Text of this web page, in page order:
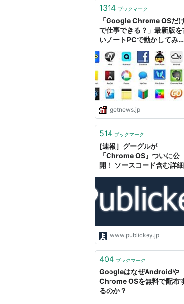
関連キーワード
Chromebook
Google Chrome
作者:
出版
メデ
この
*1: ゲストでも使用可能
1314 ブックマーク
「Google Chrome OSだ
で仕事できる？」最新版を
いノートPCで動かしてみる|
getnews.jp
514 ブックマーク
[速報］グーグルが
「Chrome OS」ついに公
開！ ソースコード含む詳細
www.publickey.jp
404 ブックマーク
GoogleはなぜAndroidや
Chrome OSを無料で配布
るのか？